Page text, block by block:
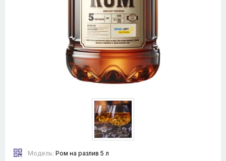
Модель: Ром на разлив 5 л